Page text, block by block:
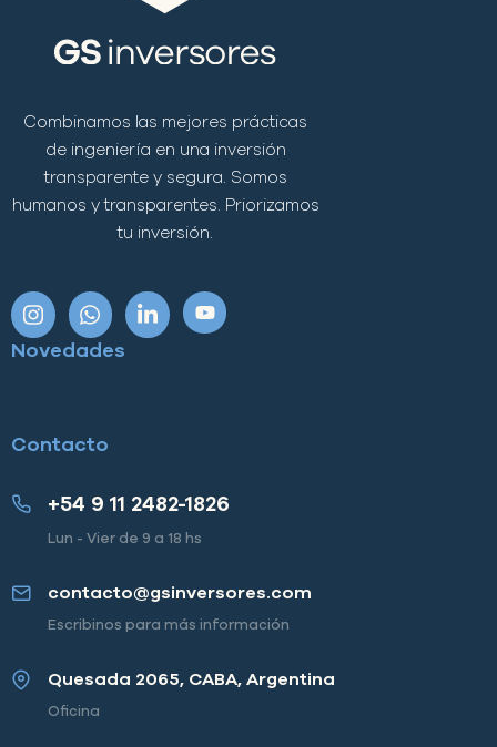
Combinamos las mejores prácticas
de ingeniería en una inversión
transparente y segura. Somos
humanos y transparentes. Priorizamos
tu inversión.
Novedades
Contacto
+54 9 11 2482-1826
Lun - Vier de 9 a 18 hs
contacto@gsinversores.com
Escribinos para más información
Quesada 2065, CABA, Argentina
Oficina